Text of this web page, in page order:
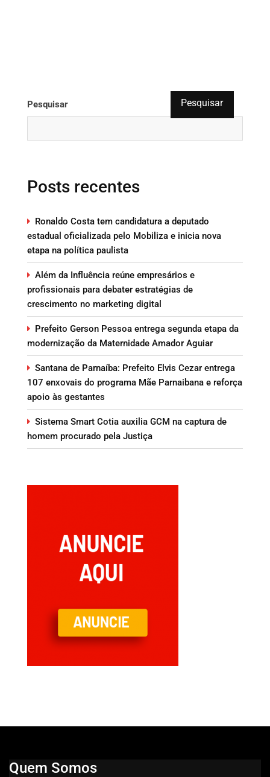
Pesquisar Pesquisar
Posts recentes
Ronaldo Costa tem candidatura a deputado
estadual oficializada pelo Mobiliza e inicia nova
etapa na política paulista
Além da Influência reúne empresários e
profissionais para debater estratégias de
crescimento no marketing digital
Prefeito Gerson Pessoa entrega segunda etapa da
modernização da Maternidade Amador Aguiar
Santana de Parnaíba: Prefeito Elvis Cezar entrega
107 enxovais do programa Mãe Parnaibana e reforça
apoio às gestantes
Sistema Smart Cotia auxilia GCM na captura de
homem procurado pela Justiça
Quem Somos